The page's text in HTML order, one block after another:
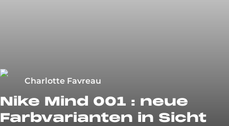
Charlotte Favreau
Nike Mind 001 : neue
Farbvarianten in Sicht